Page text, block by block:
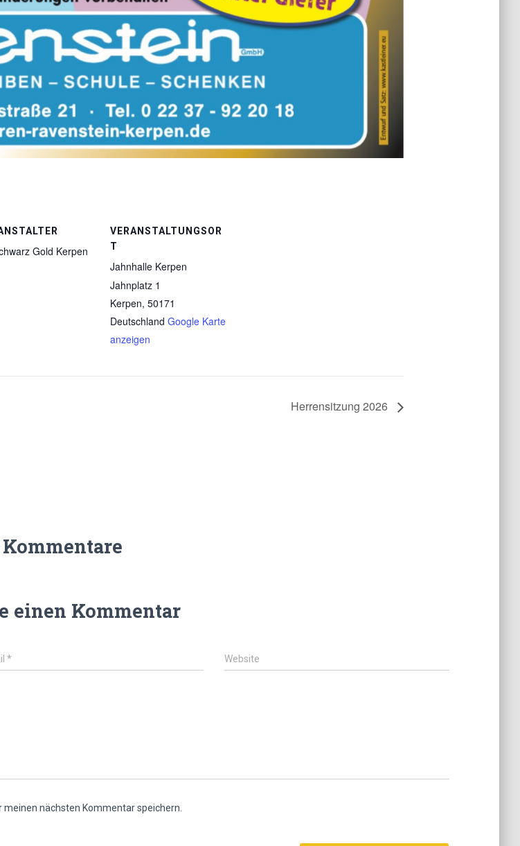
Gold Kerpen
VERANSTALTUNGSOR
T
Jahnhalle Kerpen
Jahnplatz 1
Kerpen, 50171
Deutschland Google Karte
anzeigen
Herrensitzung 2026
Kommentare
einen Kommentar
* Website
nächsten Kommentar speichern.